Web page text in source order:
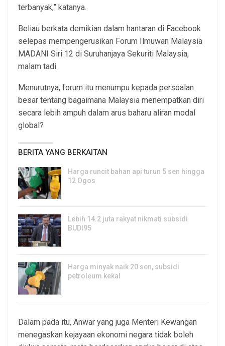
terbanyak,” katanya.
Beliau berkata demikian dalam hantaran di Facebook
selepas mempengerusikan Forum Ilmuwan Malaysia
MADANI Siri 12 di Suruhanjaya Sekuriti Malaysia,
malam tadi.
Menurutnya, forum itu menumpu kepada persoalan
besar tentang bagaimana Malaysia menempatkan diri
secara lebih ampuh dalam arus baharu aliran modal
global?
BERITA YANG BERKAITAN
Harga runcit bahan api turun 5 sen hingga
12 Ogos
Lebih 14.2 juta rakyat nikmati subsidi
BUDI95
Harga minyak naik 20 sen, subsidi
petroleum kekal
Dalam pada itu, Anwar yang juga Menteri Kewangan
menegaskan kejayaan ekonomi negara tidak boleh